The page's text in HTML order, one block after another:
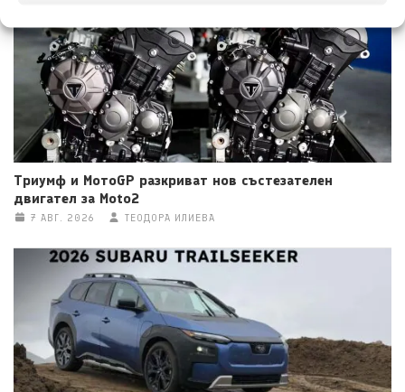
Триумф и МотоGP разкриват нов състезателен
двигател за Moto2
7 АВГ. 2026 ТЕОДОРА ИЛИЕВА